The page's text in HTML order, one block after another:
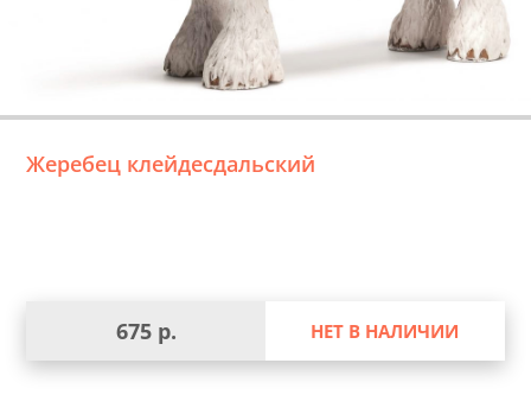
Жеребец клейдесдальский
675 р. НЕТ В НАЛИЧИИ